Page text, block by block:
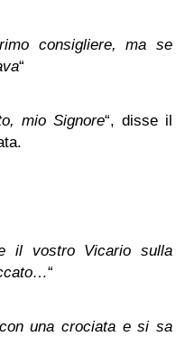
consigliere, ma se
“
mio Signore“, disse il
il vostro Vicario sulla
“
una crociata e si sa